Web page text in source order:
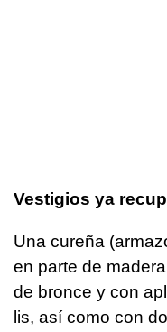
Vestigios ya
Una cureña
en parte de
de bronce y con
lis, así como con